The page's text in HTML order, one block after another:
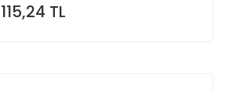
115,24 TL